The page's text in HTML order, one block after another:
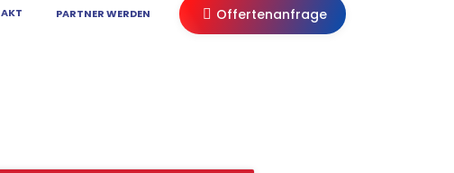
PARTNER WERDEN Offertenanfrage